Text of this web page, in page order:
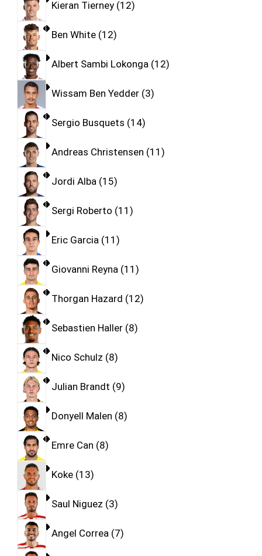
Kieran Tierney 12
Ben White 12
Albert Sambi Lokonga 12
Wissam Ben Yedder 3
Sergio Busquets 14
Andreas Christensen 11
Jordi Alba 15
Sergi Roberto 11
Eric Garcia 11
Giovanni Reyna 11
Thorgan Hazard 12
Sebastien Haller 8
Nico Schulz 8
Julian Brandt 9
Donyell Malen 8
Emre Can 8
Koke 13
Saul Niguez 3
Angel Correa 7